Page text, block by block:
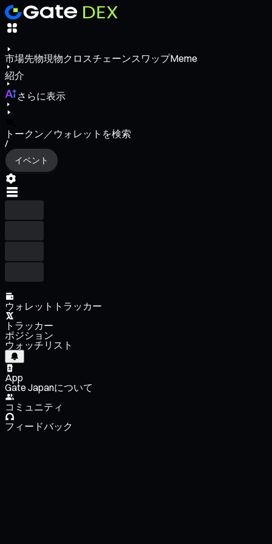
市場先物現物クロスチェーンスワップMeme
紹介
さらに表示
トークン／ウォレットを検索
/
イベント
ウォレットトラッカー
トラッカー
ポジション
ウォッチリスト
App
Gate Japanについて
コミュニティ
フィードバック